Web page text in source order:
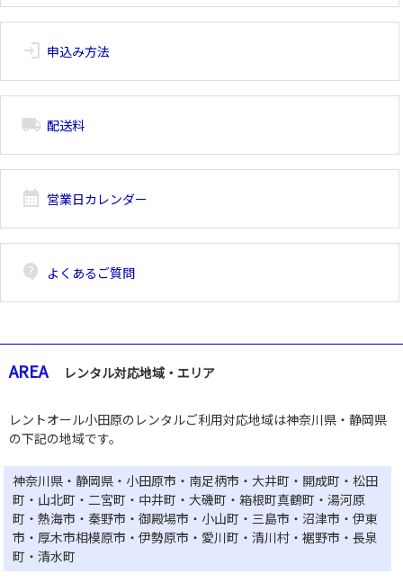
login 申込み方法
local_shipping 配送料
calendar_month 営業日カレンダー
contact_support よくあるご質問
AREA レンタル対応地域・エリア
レントオール小田原のレンタルご利用対応地域は神奈川県・静岡県
の下記の地域です。
神奈川県・静岡県・小田原市・南足柄市・大井町・開成町・松田
町・山北町・二宮町・中井町・大磯町・箱根町真鶴町・湯河原
町・熱海市・秦野市・御殿場市・小山町・三島市・沼津市・伊東
市・厚木市相模原市・伊勢原市・愛川町・清川村・裾野市・長泉
町・清水町